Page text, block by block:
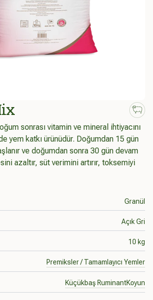
sonrası vitamin ve mineral ihtiyacını
yem katkı ürünüdür. Doğumdan 15 gün
ve doğumdan sonra 30 gün devam
azaltır, süt verimini artırır, toksemiyi
Granül
Açık Gri
10 kg
Premiksler / Tamamlayıcı Yemler
Küçükbaş RuminantKoyun